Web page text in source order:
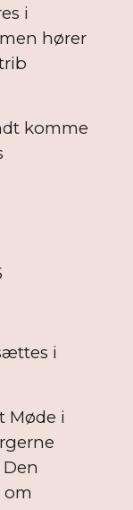
i
hører
komme
i
Møde i
om